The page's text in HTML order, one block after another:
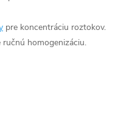
pre koncentráciu roztokov.
ručnú homogenizáciu.